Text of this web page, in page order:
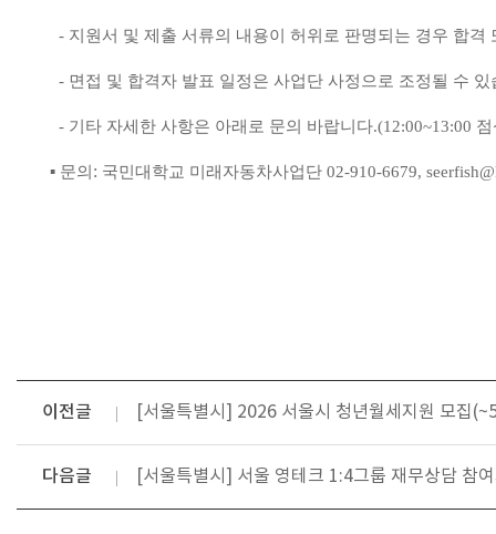
- 지원서 및 제출 서류의 내용이 허위로 판명되는 경우 합격
- 면접 및 합격자 발표 일정은 사업단 사정으로 조정될 수 있
- 기타 자세한 사항은 아래로 문의 바랍니다.(12:00~13:00
▪ 문의 : 국민대학교 미래자동차사업단 02-910-6679,
이전글 [서울특별시] 2026 서울시 청년월세지원 모집
다음글 [서울특별시] 서울 영테크 1:4그룹 재무상담 참